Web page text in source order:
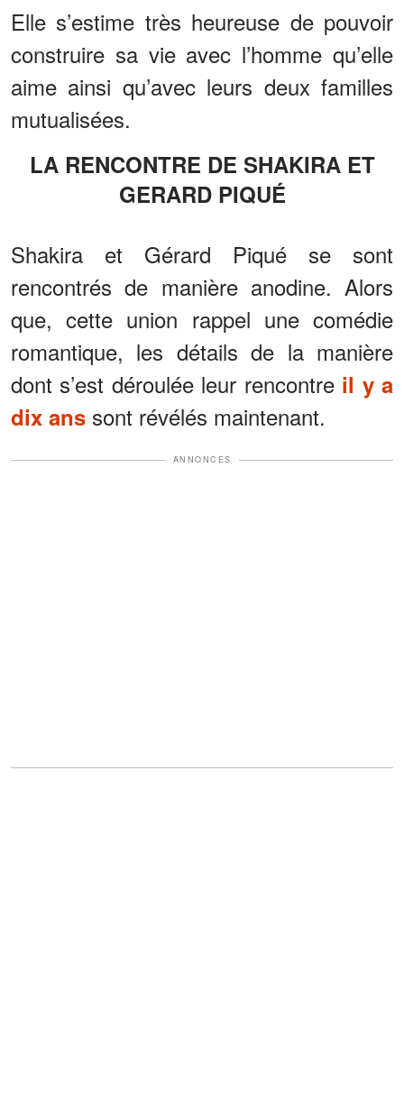
Elle s’estime très heureuse de pouvoir
construire sa vie avec l’homme qu’elle
aime ainsi qu’avec leurs deux familles
mutualisées.
LA RENCONTRE DE SHAKIRA ET
GERARD PIQUÉ
Shakira et Gérard Piqué se sont
rencontrés de manière anodine. Alors
que, cette union rappel une comédie
romantique, les détails de la manière
dont s’est déroulée leur rencontre il y a
dix ans sont révélés maintenant.
ANNONCES